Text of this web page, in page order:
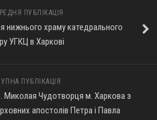
ПУБЛІКАЦІЯ
нижнього храму катедрального
УГКЦ в Харкові
ПУБЛІКАЦІЯ
Миколая Чудотворця м. Харкова з
апостолів Петра і Павла